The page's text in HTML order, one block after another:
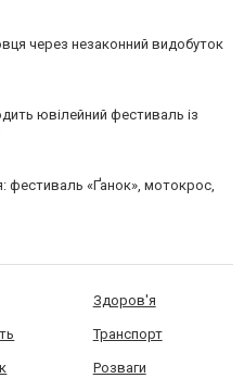
через незаконний видобуток
ювілейний фестиваль із
фестиваль «Ґанок», мотокрос,
Здоров'я
Транспорт
Розваги